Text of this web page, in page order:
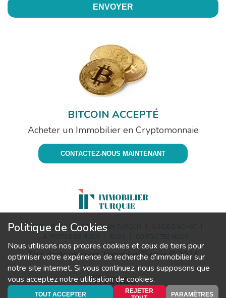
ENVOYER
BITCOIN ACCEPTÉ
Acheter un Immobilier en Cryptomonnaie
CONTACTEZ-NOUS MAINTENANT
VOIR TOUS LES IMMOBILIERS EN TURQUIE
À PROPOS DE NOUS
CONTACTEZ-NOUS
Tous droits réservés. Immobilier Turquie © 2024
Immobilier Turquie est une marque de TEKCE Immobilier
Politique de Cookies
Nous utilisons nos propres cookies et ceux de tiers pour
optimiser votre expérience de recherche d'immobilier sur
notre site internet. Si vous continuez, nous supposons que
vous acceptez notre utilisation de cookies.
TOUT ACCEPTER
REJETER
PARAMÈTRES